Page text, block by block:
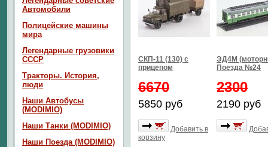
СКП-11 (130) с
прицепом
6670
5850 руб
Добавить в
корзину
ЭД4М
Поезда №24
2300
2190 руб
Автомобили
Полицейские машины
мира
Легендарные грузовики
СССР
Тракторы. История,
люди
Наши Автобусы
(MODIMIO)
Наши Танки (MODIMIO)
Наши Поезда (MODIMIO)